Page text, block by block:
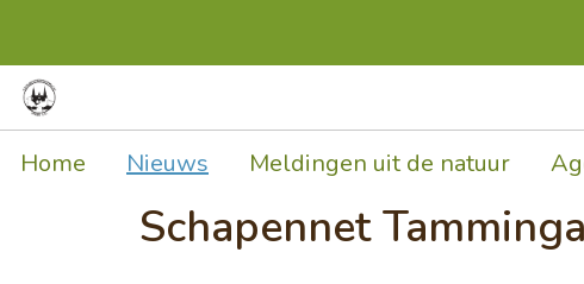
Home Nieuws Meldingen uit de natuur
Schapennet